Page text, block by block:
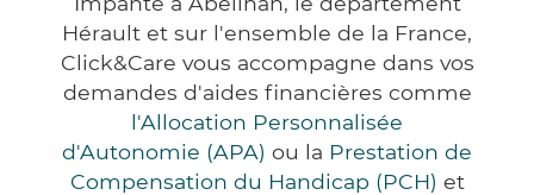
Hérault et sur l'ensemble de la France,
Click&Care vous accompagne dans vos
demandes d'aides financières comme
l'Allocation Personnalisée
d'Autonomie (APA) ou la Prestation de
Compensation du Handicap (PCH) et